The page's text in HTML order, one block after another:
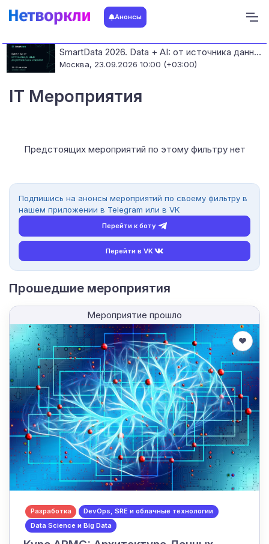
Анонсы
SmartData 2026. Data + AI: от источника данных до работающих моделей
Москва, 23.09.2026 10:00 (+03:00)
IT Мероприятия
Предстоящих мероприятий по этому фильтру нет
Подпишись на анонсы мероприятий по своему фильтру в
нашем приложении в Telegram или в VK
Перейти к боту
Перейти в VK
Прошедшие мероприятия
Мероприятие прошло
Разработка
DevOps, SRE и облачные технологии
Data Science и Big Data